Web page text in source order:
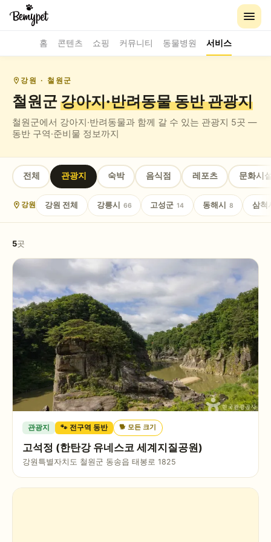
홈 콘텐츠 쇼핑 커뮤니티 동물병원 서비스
강원 · 철원군
철원군강아지·반려동물 동반관광지
철원군에서 강아지·반려동물과 함께 갈 수 있는 관광지 5곳 —
동반 구역·준비물 정보까지
전체 관광지 숙박 음식점 레포츠 문화시
강원 강원 전체 강릉시 66 고성군 14 동해시 8 삼척
5곳
관광지 🐾 전구역 동반 🐕모든 크기
고석정 (한탄강 유네스코 세계지질공원)
강원특별자치도 철원군 동송읍 태봉로 1825